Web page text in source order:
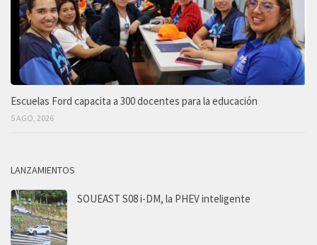
Escuelas Ford capacita a 300 docentes para la educación
5 AGO, 2026
LANZAMIENTOS
SOUEAST S08 i-DM, la PHEV inteligente